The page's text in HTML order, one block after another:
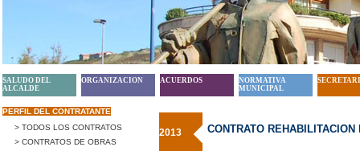
SALUDO DEL
ALCALDE
ORGANIZACION ACUERDOS
NORMATIVA
MUNICIPAL
PERFIL DEL CONTRATANTE
> TODOS LOS CONTRATOS
> CONTRATOS DE OBRAS
2013 CONTRATO